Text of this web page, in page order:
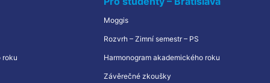
roku
Moggis
Rozvrh – Zimní semestr – PS
Harmonogram akademického roku
Závěrečné zkoušky